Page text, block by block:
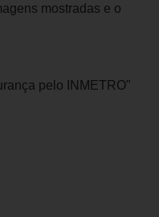
mostradas e o
pelo INMETRO"